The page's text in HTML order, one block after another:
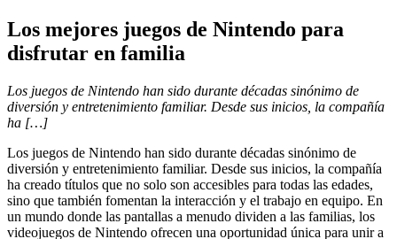
Los mejores juegos de Nintendo para
disfrutar en familia
Los juegos de Nintendo han sido durante décadas sinónimo de
diversión y entretenimiento familiar. Desde sus inicios, la compañía
ha […]
Los juegos de Nintendo han sido durante décadas sinónimo de
diversión y entretenimiento familiar. Desde sus inicios, la compañía
ha creado títulos que no solo son accesibles para todas las edades,
sino que también fomentan la interacción y el trabajo en equipo. En
un mundo donde las pantallas a menudo dividen a las familias, los
videojuegos de Nintendo ofrecen una oportunidad única para unir a